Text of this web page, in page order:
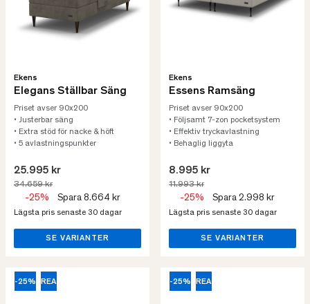
Ekens
Elegans Ställbar Säng
Priset avser 90x200
• Justerbar säng
• Extra stöd för nacke & höft
• 5 avlastningspunkter
25.995 kr
34.659 kr
-25% Spara 8.664 kr
Lägsta pris senaste 30 dagar
SE VARIANTER
Ekens
Essens Ramsäng
Priset avser 90x200
• Följsamt 7-zon pocketsystem
• Effektiv tryckavlastning
• Behaglig liggyta
8.995 kr
11.993 kr
-25% Spara 2.998 kr
Lägsta pris senaste 30 dagar
SE VARIANTER
-25% REA -25% REA